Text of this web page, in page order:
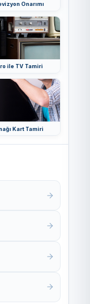
Onarımı
ile TV Tamiri
Kart Tamiri